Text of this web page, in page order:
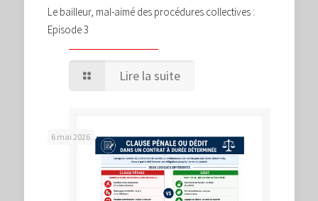
Le bailleur, mal-aimé des procédures collectives :
Episode 3
Lire la suite
6 mai 2026